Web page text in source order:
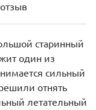
старинный
один из
сильный
отнять
летательный